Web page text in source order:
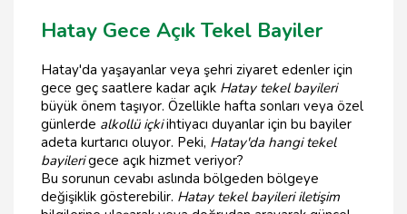
Hatay Gece Açık Tekel Bayiler
Hatay'da yaşayanlar veya şehri ziyaret edenler için
gece geç saatlere kadar açık Hatay tekel bayileri
büyük önem taşıyor. Özellikle hafta sonları veya özel
günlerde alkollü içkiihtiyacı duyanlar için bu bayiler
adeta kurtarıcı oluyor. Peki, Hatay'da hangi tekel
bayilerigece açık hizmet veriyor?
Bu sorunun cevabı aslında bölgeden bölgeye
değişiklik gösterebilir. Hatay tekel bayileri iletişim